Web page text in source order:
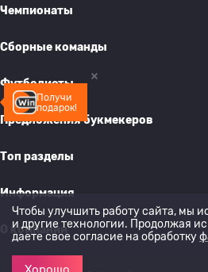
Получи
подарок!
Чемпионаты
Сборные команды
Футболисты
Предложения букмекеров
Топ разделы
Информация
О компании
Чтобы улучшить работу сайта, мы
и другие технологии. Продолжая
даете свое согласие на обработку